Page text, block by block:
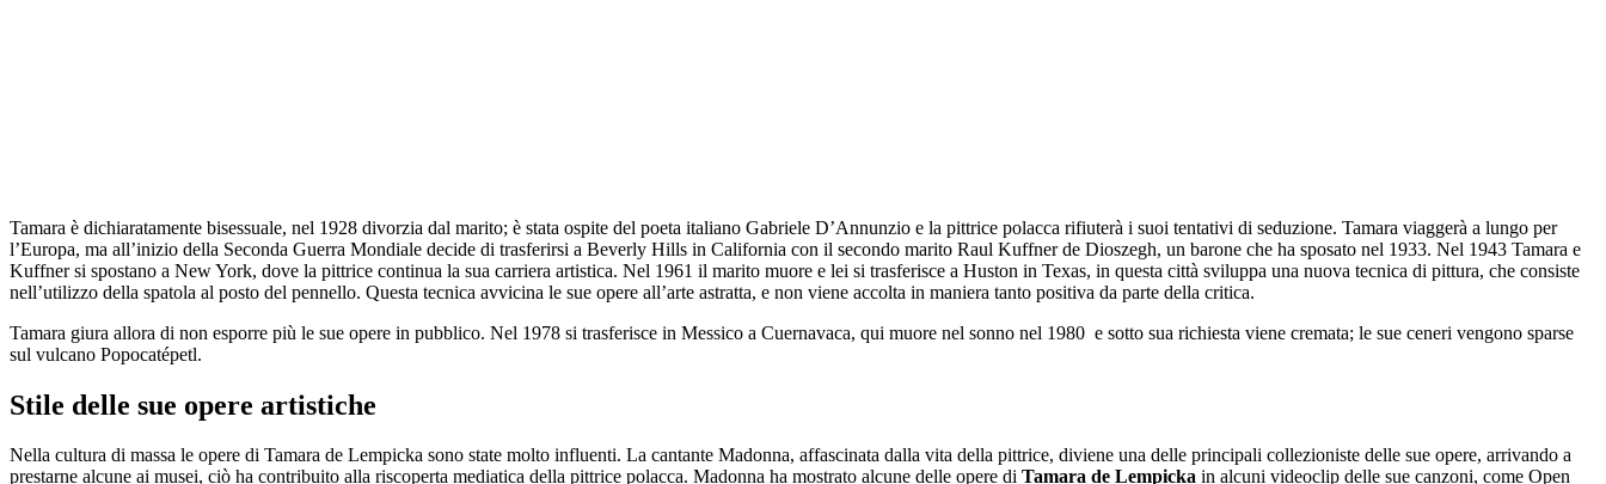
Tamara è dichiaratamente bisessuale, nel 1928 divorzia dal marito; è stata ospite del poeta italiano Gabriele D’Annunzio e la pittrice polacca rifiuterà i suoi tentativi di seduzione. Tamara viaggerà a lungo per
l’Europa, ma all’inizio della Seconda Guerra Mondiale decide di trasferirsi a Beverly Hills in California con il secondo marito Raul Kuffner de Dioszegh, un barone che ha sposato nel 1933. Nel 1943 Tamara e
Kuffner si spostano a New York, dove la pittrice continua la sua carriera artistica. Nel 1961 il marito muore e lei si trasferisce a Huston in Texas, in questa città sviluppa una nuova tecnica di pittura, che consiste
nell’utilizzo della spatola al posto del pennello. Questa tecnica avvicina le sue opere all’arte astratta, e non viene accolta in maniera tanto positiva da parte della critica.
Tamara giura allora di non esporre più le sue opere in pubblico. Nel 1978 si trasferisce in Messico a Cuernavaca, qui muore nel sonno nel 1980 e sotto sua richiesta viene cremata; le sue ceneri vengono sparse
sul vulcano Popocatépetl.
Stile delle sue opere artistiche
Nella cultura di massa le opere di Tamara de Lempicka sono state molto influenti. La cantante Madonna, affascinata dalla vita della pittrice, diviene una delle principali collezioniste delle sue opere, arrivando a
prestarne alcune ai musei, ciò ha contribuito alla riscoperta mediatica della pittrice polacca. Madonna ha mostrato alcune delle opere di Tamara de Lempicka in alcuni videoclip delle sue canzoni, come Open